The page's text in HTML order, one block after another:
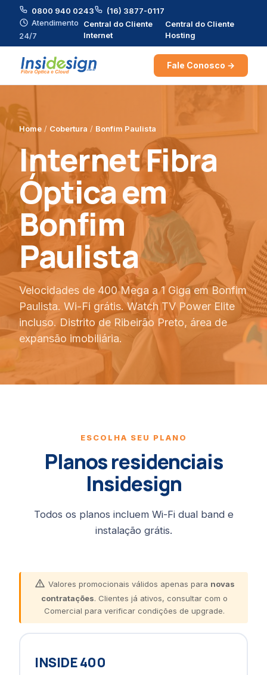
0800 940 0243
(16) 3877-0117
Atendimento
24/7
Central do Cliente
Internet
Central do Cliente
Hosting
Fale Conosco →
Home / Cobertura / Bonfim Paulista
Internet Fibra
Óptica em
Bonfim
Paulista
Velocidades de 400 Mega a 1 Giga em Bonfim
Paulista. Wi-Fi grátis. Watch TV Power Elite
incluso. Distrito de Ribeirão Preto, área de
expansão imobiliária.
ESCOLHA SEU PLANO
Planos residenciais
Insidesign
Todos os planos incluem Wi-Fi dual band e
instalação grátis.
Valores promocionais válidos apenas para novas
contratações. Clientes já ativos, consultar com o
Comercial para verificar condições de upgrade.
INSIDE 400